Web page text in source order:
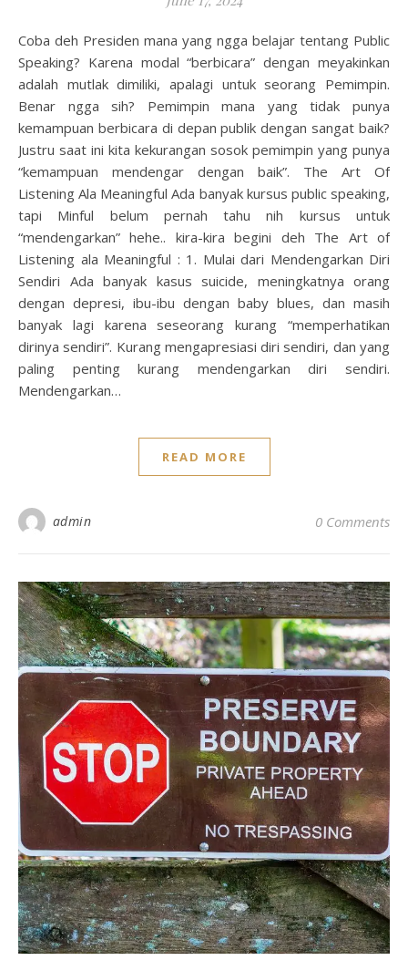
Coba deh Presiden mana yang ngga belajar tentang Public
Speaking? Karena modal “berbicara” dengan meyakinkan
adalah mutlak dimiliki, apalagi untuk seorang Pemimpin.
Benar ngga sih? Pemimpin mana yang tidak punya
kemampuan berbicara di depan publik dengan sangat baik?
Justru saat ini kita kekurangan sosok pemimpin yang punya
“kemampuan mendengar dengan baik”. The Art Of
Listening Ala Meaningful Ada banyak kursus public speaking,
tapi Minful belum pernah tahu nih kursus untuk
“mendengarkan” hehe.. kira-kira begini deh The Art of
Listening ala Meaningful : 1. Mulai dari Mendengarkan Diri
Sendiri Ada banyak kasus suicide, meningkatnya orang
dengan depresi, ibu-ibu dengan baby blues, dan masih
banyak lagi karena seseorang kurang “memperhatikan
dirinya sendiri”. Kurang mengapresiasi diri sendiri, dan yang
paling penting kurang mendengarkan diri sendiri.
Mendengarkan…
READ MORE
admin 0 Comments